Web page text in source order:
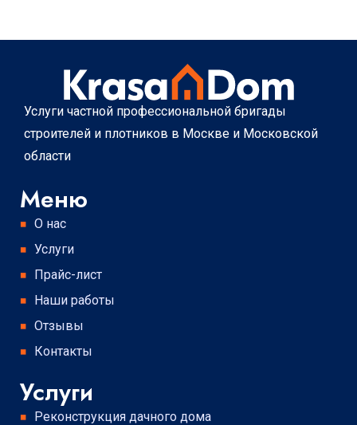
Услуги частной профессиональной бригады
строителей и плотников в Москве и Московской
области
Меню
О нас
Услуги
Прайс-лист
Наши работы
Отзывы
Контакты
Услуги
Реконструкция дачного дома